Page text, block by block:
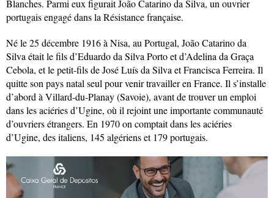
Blanches. Parmi eux figurait João Catarino da Silva, un ouvrier
portugais engagé dans la Résistance française.
Né le 25 décembre 1916 à Nisa, au Portugal, João Catarino da
Silva était le fils d’Eduardo da Silva Porto et d’Adelina da Graça
Cebola, et le petit-fils de José Luís da Silva et Francisca Ferreira. Il
quitte son pays natal seul pour venir travailler en France. Il s’installe
d’abord à Villard-du-Planay (Savoie), avant de trouver un emploi
dans les aciéries d’Ugine, où il rejoint une importante communauté
d’ouvriers étrangers. En 1970 on comptait dans les aciéries
d’Ugine, des italiens, 145 algériens et 179 portugais.